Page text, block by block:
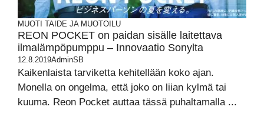
MUOTI TAIDE JA MUOTOILU
REON POCKET on paidan sisälle laitettava
ilmalämpöpumppu – Innovaatio Sonylta
12.8.2019AdminSB
Kaikenlaista tarviketta kehitellään koko ajan.
Monella on ongelma, että joko on liian kylmä tai
kuuma. Reon Pocket auttaa tässä puhaltamalla ...